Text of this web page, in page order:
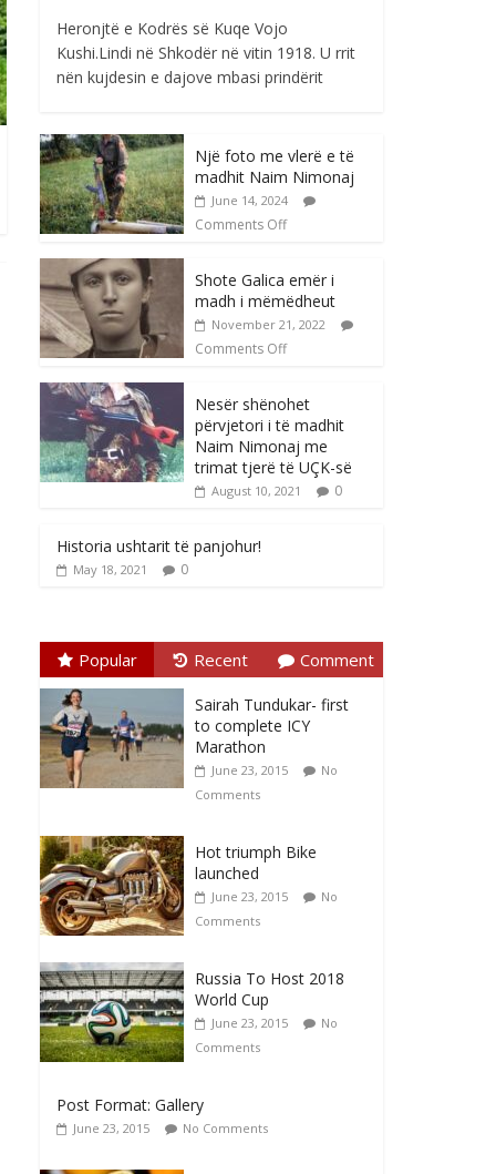
Heronjtë e Kodrës së Kuqe Vojo
Kushi.Lindi në Shkodër në vitin 1918. U rrit
nën kujdesin e dajove mbasi prindërit
Një foto me vlerë e të
madhit Naim Nimonaj
June 14, 2024
Comments Off
Shote Galica emër i
madh i mëmëdheut
November 21, 2022
Comments Off
Nesër shënohet
përvjetori i të madhit
Naim Nimonaj me
trimat tjerë të UÇK-së
August 10, 2021 0
Historia ushtarit të panjohur!
May 18, 2021 0
Popular Recent Comment
Sairah Tundukar- first
to complete ICY
Marathon
June 23, 2015
No
Comments
Hot triumph Bike
launched
June 23, 2015
No
Comments
Russia To Host 2018
World Cup
June 23, 2015
No
Comments
Post Format: Gallery
June 23, 2015 No Comments